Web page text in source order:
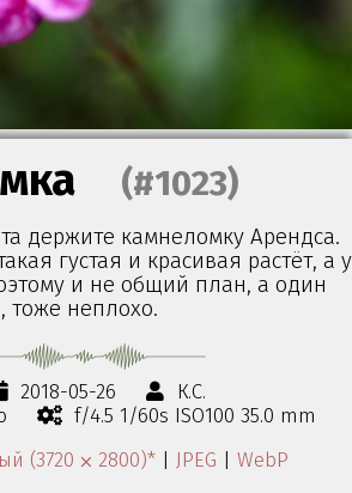
(#1023)
держите камнеломку Арендса.
густая и красивая растёт, а у
и не общий план, а один
тоже неплохо.
2018-05-26
К.С.
f/4.5 1/60s ISO100 35.0 mm
(3720 ⨉ 2800)* JPEG WebP